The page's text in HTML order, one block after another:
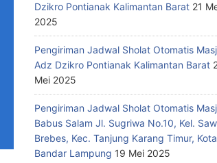
Dzikro Pontianak Kalimantan Barat 21
2025
Pengiriman Jadwal Sholat Otomatis
Adz Dzikro Pontianak Kalimantan Barat
Mei 2025
Pengiriman Jadwal Sholat Otomatis
Babus Salam Jl. Sugriwa No.10, Kel.
Brebes, Kec. Tanjung Karang Timur, Kota
Bandar Lampung 19 Mei 2025